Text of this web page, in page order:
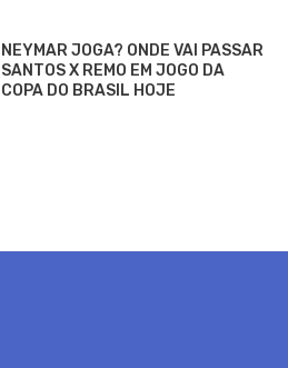
NEYMAR JOGA? ONDE VAI PASSAR
SANTOS X REMO EM JOGO DA
COPA DO BRASIL HOJE